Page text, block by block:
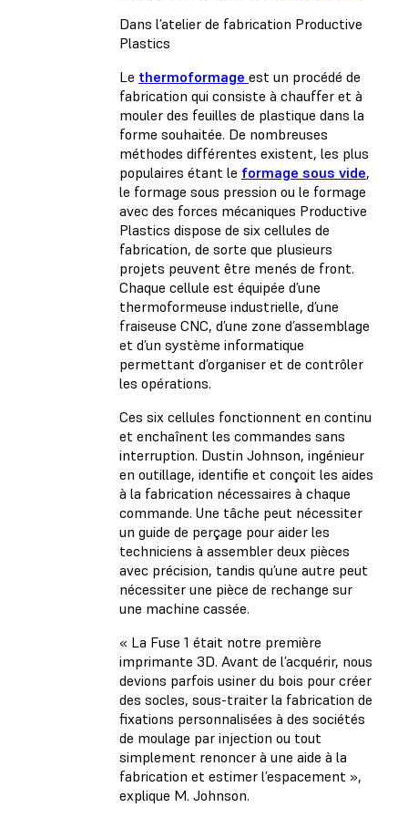
Dans l’atelier de fabrication Productive
Plastics
Le thermoformage est un procédé de
fabrication qui consiste à chauffer et à
mouler des feuilles de plastique dans la
forme souhaitée. De nombreuses
méthodes différentes existent, les plus
populaires étant le formage sous vide,
le formage sous pression ou le formage
avec des forces mécaniques Productive
Plastics dispose de six cellules de
fabrication, de sorte que plusieurs
projets peuvent être menés de front.
Chaque cellule est équipée d’une
thermoformeuse industrielle, d’une
fraiseuse CNC, d’une zone d’assemblage
et d’un système informatique
permettant d’organiser et de contrôler
les opérations.
Ces six cellules fonctionnent en continu
et enchaînent les commandes sans
interruption. Dustin Johnson, ingénieur
en outillage, identifie et conçoit les aides
à la fabrication nécessaires à chaque
commande. Une tâche peut nécessiter
un guide de perçage pour aider les
techniciens à assembler deux pièces
avec précision, tandis qu’une autre peut
nécessiter une pièce de rechange sur
une machine cassée.
« La Fuse 1 était notre première
imprimante 3D. Avant de l’acquérir, nous
devions parfois usiner du bois pour créer
des socles, sous-traiter la fabrication de
fixations personnalisées à des sociétés
de moulage par injection ou tout
simplement renoncer à une aide à la
fabrication et estimer l’espacement »,
explique M. Johnson.